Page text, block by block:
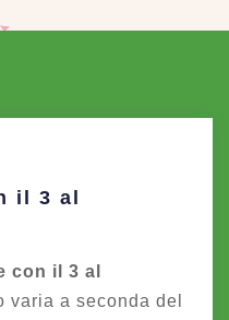
il 3 al
con il 3 al
varia a seconda del